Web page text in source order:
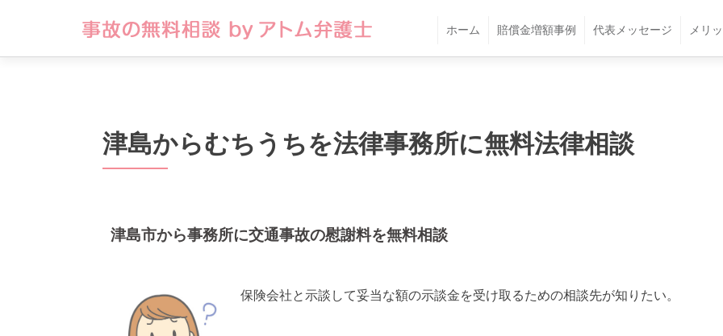
ホーム 賠償金増額事例 代表メッセージ メリ
津島からむちうちを法律事務所に無料法律相談
津島市から事務所に交通事故の慰謝料を無料相談
保険会社と示談して妥当な額の示談金を受け取るための相談先が知りたい。